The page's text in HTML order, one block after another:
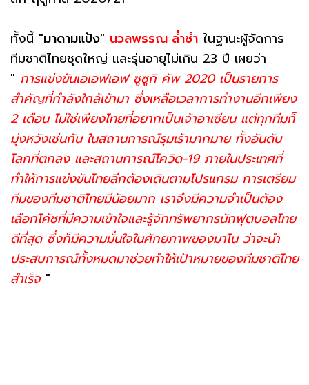
ทั้งนี้ "มาดามแป้ง" นวลพรรณ ล่ำซำ ในฐานะผู้จัดการ
ทีมชาติไทยชุดใหญ่ และรุ่นอายุไม่เกิน 23 ปี เผยว่า
" การแข่งขันเอเอฟเอฟ ซูซูกิ คัพ 2020 เป็นรายการ
สำคัญที่กำลังใกล้เข้ามา ซึ่งเหลือเวลาการทำงานอีกเพียง
2 เดือน ไม่ใช่เพียงไทยที่อยากเป็นเจ้าอาเซียน แต่ทุกทีมก็
มุ่งหวังเช่นกัน ในสถานการณ์รุมเร้ามากมาย ทั้งอันดับ
โลกที่ตกลง และสถานการณ์โควิด-19 ภายในประเทศที่
ทำให้การแข่งขันไทยลีกต้องเดินตามโปรแกรม การเตรียม
ทีมของทีมชาติไทยมีน้อยมาก เราจึงมีความจำเป็นต้อง
เลือกโค้ชที่มีความเข้าใจและรู้จักทรัพยากรนักฟุตบอลไทย
ดีที่สุด ซึ่งก็มีความมั่นใจในศักยภาพของมาโน ว่าจะนำ
ประสบการณ์ทั้งหมดมาช่วยทำให้เป้าหมายของทีมชาติไทย
สำเร็จ "